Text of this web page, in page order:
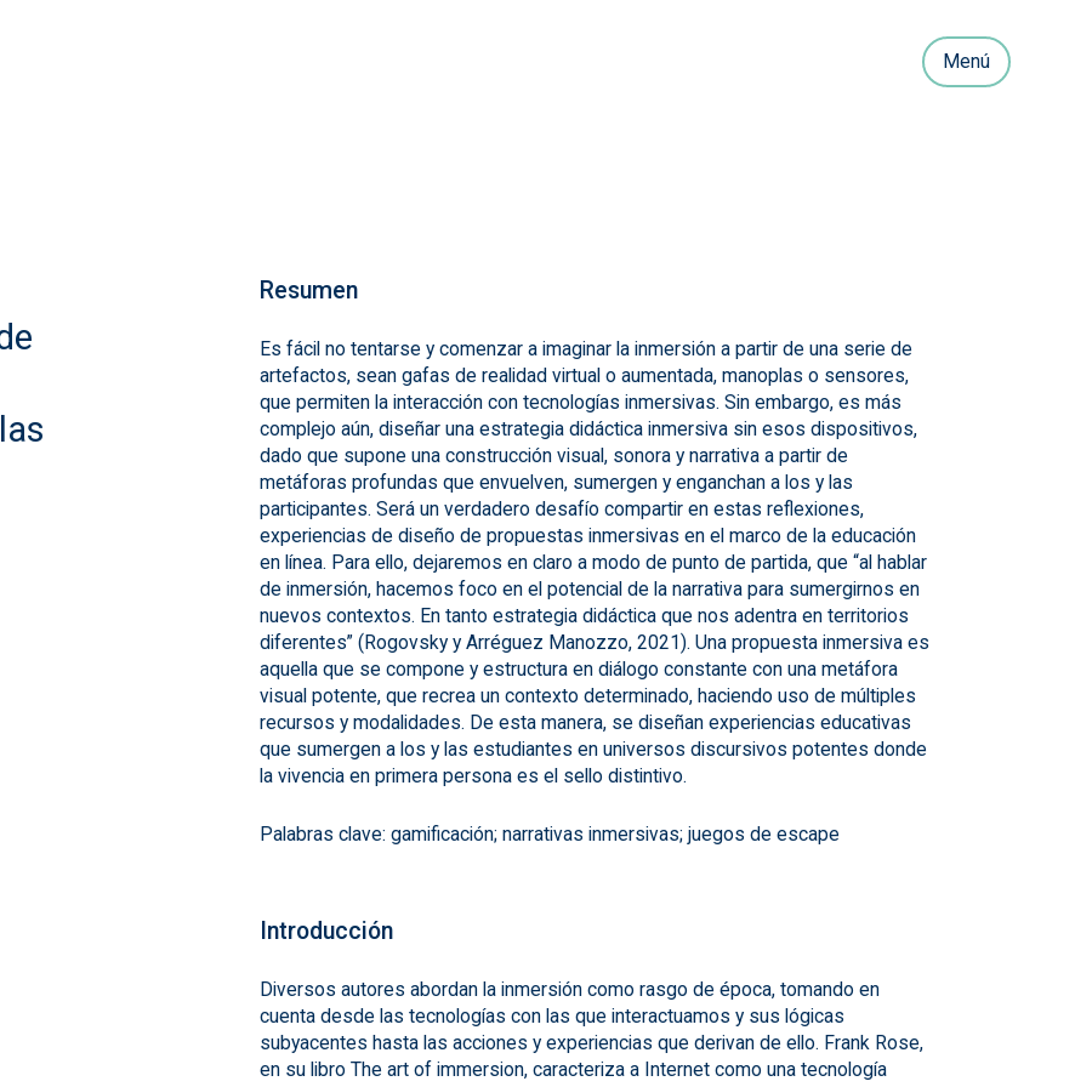
Menú
Resumen
Es fácil no tentarse y comenzar a imaginar la inmersión a partir de una serie de
artefactos, sean gafas de realidad virtual o aumentada, manoplas o sensores,
que permiten la interacción con tecnologías inmersivas. Sin embargo, es más
complejo aún, diseñar una estrategia didáctica inmersiva sin esos dispositivos,
dado que supone una construcción visual, sonora y narrativa a partir de
metáforas profundas que envuelven, sumergen y enganchan a los y las
participantes. Será un verdadero desafío compartir en estas reflexiones,
experiencias de diseño de propuestas inmersivas en el marco de la educación
en línea. Para ello, dejaremos en claro a modo de punto de partida, que “al hablar
de inmersión, hacemos foco en el potencial de la narrativa para sumergirnos en
nuevos contextos. En tanto estrategia didáctica que nos adentra en territorios
diferentes” (Rogovsky y Arréguez Manozzo, 2021). Una propuesta inmersiva es
aquella que se compone y estructura en diálogo constante con una metáfora
visual potente, que recrea un contexto determinado, haciendo uso de múltiples
recursos y modalidades. De esta manera, se diseñan experiencias educativas
que sumergen a los y las estudiantes en universos discursivos potentes donde
la vivencia en primera persona es el sello distintivo.
Palabras clave: gamificación; narrativas inmersivas; juegos de escape
Introducción
Diversos autores abordan la inmersión como rasgo de época, tomando en
cuenta desde las tecnologías con las que interactuamos y sus lógicas
subyacentes hasta las acciones y experiencias que derivan de ello. Frank Rose,
en su libro The art of immersion, caracteriza a Internet como una tecnología